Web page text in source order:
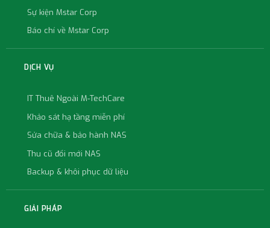
Sự kiện Mstar Corp
Báo chí về Mstar Corp
DỊCH VỤ
IT Thuê Ngoài M-TechCare
Khảo sát hạ tầng miễn phí
Sửa chữa & bảo hành NAS
Thu cũ đổi mới NAS
Backup & khôi phục dữ liệu
GIẢI PHÁP